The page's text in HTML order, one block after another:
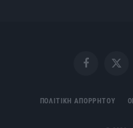
FacebookX
ΠΟΛΙΤΙΚΗ ΑΠΟΡΡΗΤΟΥ